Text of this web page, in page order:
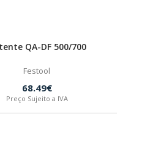
QA-DF 500/700
Festool
68.49€
Preço Sujeito a IVA